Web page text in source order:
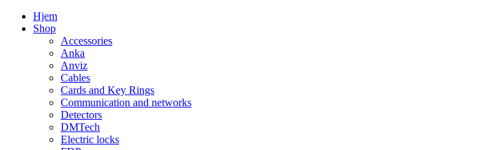
Hjem
Shop
Accessories
Anka
Anviz
Cables
Cards and Key Rings
Communication and networks
Detectors
DMTech
Electric locks